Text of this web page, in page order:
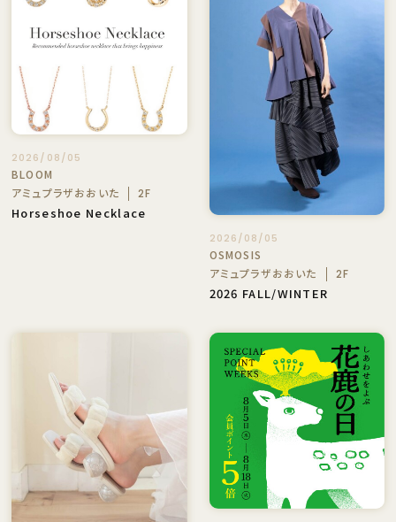
2026/08/05
BLOOM
アミュプラザおおいた
2F
Horseshoe Necklace
2026/08/05
OSMOSIS
アミュプラザおおいた
2F
2026 FALL/WINTER